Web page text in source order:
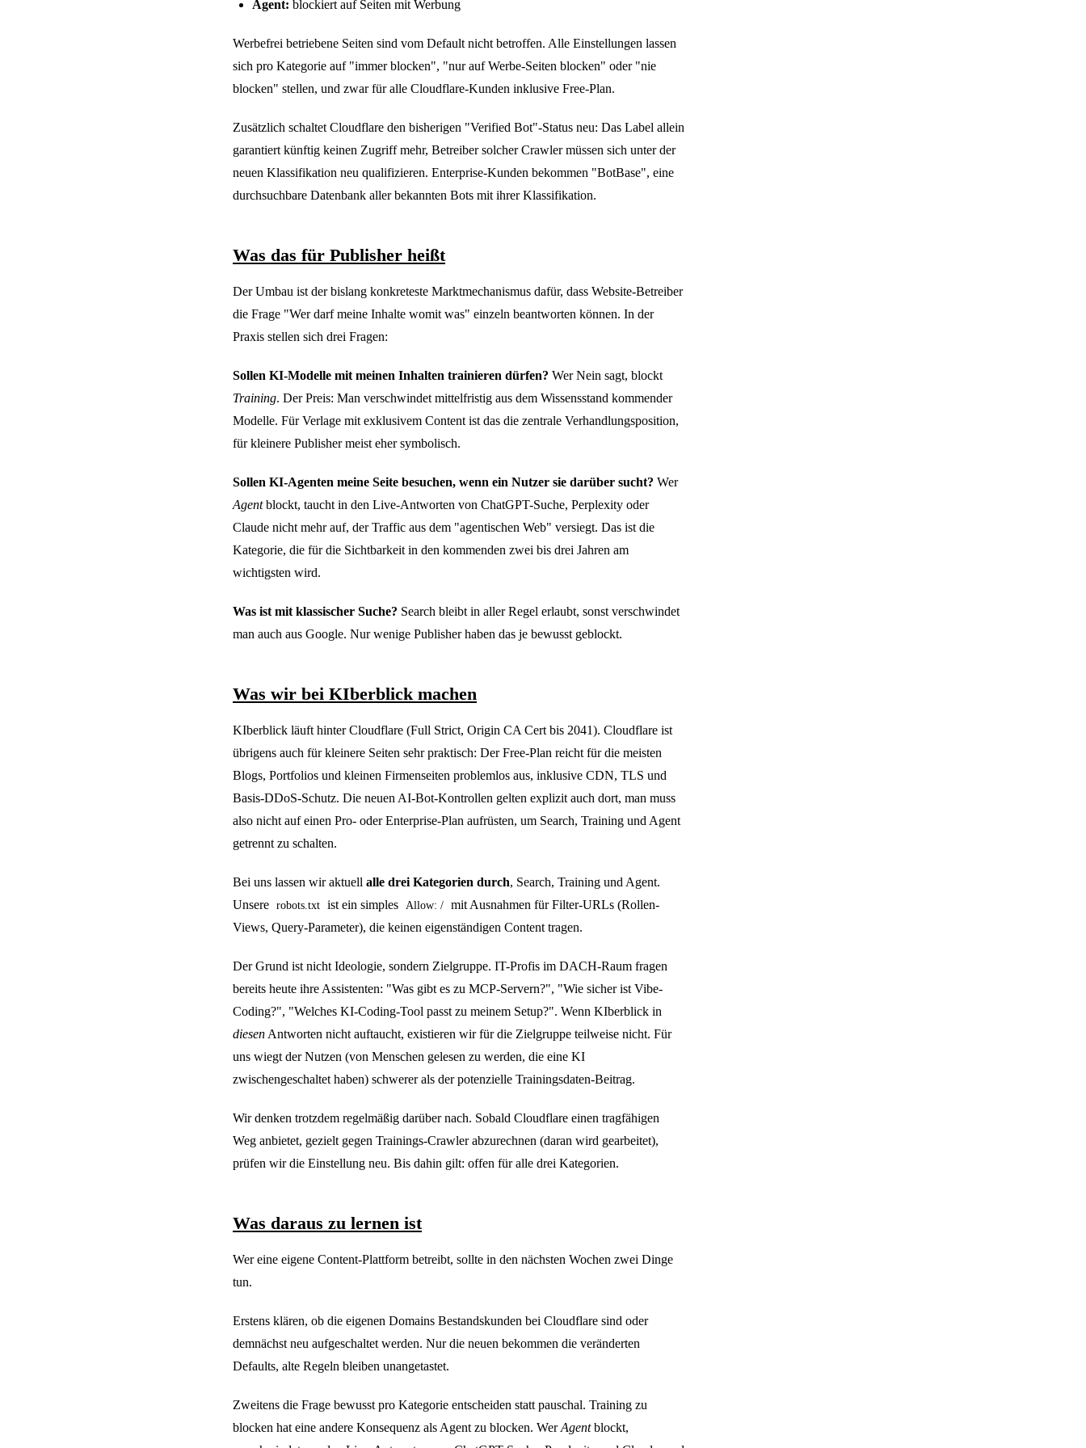
Agent: blockiert auf Seiten mit Werbung
Werbefrei betriebene Seiten sind vom Default nicht betroffen. Alle Einstellungen lassen
sich pro Kategorie auf "immer blocken", "nur auf Werbe-Seiten blocken" oder "nie
blocken" stellen, und zwar für alle Cloudflare-Kunden inklusive Free-Plan.
Zusätzlich schaltet Cloudflare den bisherigen "Verified Bot"-Status neu: Das Label allein
garantiert künftig keinen Zugriff mehr, Betreiber solcher Crawler müssen sich unter der
neuen Klassifikation neu qualifizieren. Enterprise-Kunden bekommen "BotBase", eine
durchsuchbare Datenbank aller bekannten Bots mit ihrer Klassifikation.
Was das für Publisher heißt
Der Umbau ist der bislang konkreteste Marktmechanismus dafür, dass Website-Betreiber
die Frage "Wer darf meine Inhalte womit was" einzeln beantworten können. In der
Praxis stellen sich drei Fragen:
Sollen KI-Modelle mit meinen Inhalten trainieren dürfen? Wer Nein sagt, blockt
Training. Der Preis: Man verschwindet mittelfristig aus dem Wissensstand kommender
Modelle. Für Verlage mit exklusivem Content ist das die zentrale Verhandlungsposition,
für kleinere Publisher meist eher symbolisch.
Sollen KI-Agenten meine Seite besuchen, wenn ein Nutzer sie darüber sucht? Wer
Agentblockt, taucht in den Live-Antworten von ChatGPT-Suche, Perplexity oder
Claude nicht mehr auf, der Traffic aus dem "agentischen Web" versiegt. Das ist die
Kategorie, die für die Sichtbarkeit in den kommenden zwei bis drei Jahren am
wichtigsten wird.
Was ist mit klassischer Suche? Search bleibt in aller Regel erlaubt, sonst verschwindet
man auch aus Google. Nur wenige Publisher haben das je bewusst geblockt.
Was wir bei KIberblick machen
KIberblick läuft hinter Cloudflare (Full Strict, Origin CA Cert bis 2041). Cloudflare ist
übrigens auch für kleinere Seiten sehr praktisch: Der Free-Plan reicht für die meisten
Blogs, Portfolios und kleinen Firmenseiten problemlos aus, inklusive CDN, TLS und
Basis-DDoS-Schutz. Die neuen AI-Bot-Kontrollen gelten explizit auch dort, man muss
also nicht auf einen Pro- oder Enterprise-Plan aufrüsten, um Search, Training und Agent
getrennt zu schalten.
Bei uns lassen wir aktuell alle drei Kategorien durch, Search, Training und Agent.
Unsere robots.txt ist ein simples Allow: /
mit Ausnahmen für Filter-URLs (Rollen-
Views, Query-Parameter), die keinen eigenständigen Content tragen.
Der Grund ist nicht Ideologie, sondern Zielgruppe. IT-Profis im DACH-Raum fragen
bereits heute ihre Assistenten: "Was gibt es zu MCP-Servern?", "Wie sicher ist Vibe-
Coding?", "Welches KI-Coding-Tool passt zu meinem Setup?". Wenn KIberblick in
diesen Antworten nicht auftaucht, existieren wir für die Zielgruppe teilweise nicht. Für
uns wiegt der Nutzen (von Menschen gelesen zu werden, die eine KI
zwischengeschaltet haben) schwerer als der potenzielle Trainingsdaten-Beitrag.
Wir denken trotzdem regelmäßig darüber nach. Sobald Cloudflare einen tragfähigen
Weg anbietet, gezielt gegen Trainings-Crawler abzurechnen (daran wird gearbeitet),
prüfen wir die Einstellung neu. Bis dahin gilt: offen für alle drei Kategorien.
Was daraus zu lernen ist
Wer eine eigene Content-Plattform betreibt, sollte in den nächsten Wochen zwei Dinge
tun.
Erstens klären, ob die eigenen Domains Bestandskunden bei Cloudflare sind oder
demnächst neu aufgeschaltet werden. Nur die neuen bekommen die veränderten
Defaults, alte Regeln bleiben unangetastet.
Zweitens die Frage bewusst pro Kategorie entscheiden statt pauschal. Training zu
blocken hat eine andere Konsequenz als Agent zu blocken. WerAgentblockt,